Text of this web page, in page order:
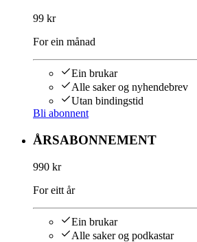
99 kr
For ein månad
Ein brukar
Alle saker og nyhendebrev
Utan bindingstid
Bli abonnent
ÅRSABONNEMENT
990 kr
For eitt år
Ein brukar
Alle saker og podkastar